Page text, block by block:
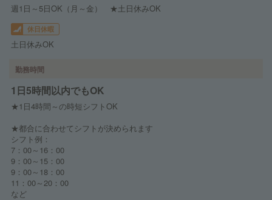
週1日～5日OK（月～金） ★土日休みOK
休日休暇
土日休みOK
勤務時間
1日5時間以内でもOK
★1日4時間～の時短シフトOK
★都合に合わせてシフトが決められます
シフト例：
7：00～16：00
9：00～15：00
9：00～18：00
11：00～20：00
など